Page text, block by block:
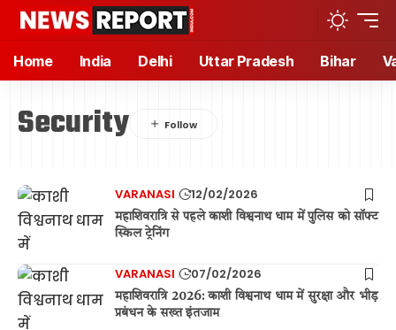
Home India Delhi Uttar Pradesh Bihar
Security
VARANASI 12/02/2026
महाशिवरात्रि से पहले काशी विश्वनाथ धाम में पुलिस को सॉफ्ट
स्किल ट्रेनिंग
VARANASI 07/02/2026
महाशिवरात्रि 2026: काशी विश्वनाथ धाम में सुरक्षा और भीड़
प्रबंधन के सख्त इंतजाम